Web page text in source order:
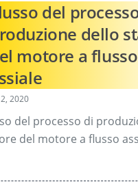
del
dello
motore a flusso
2020
del processo di
del motore a flusso